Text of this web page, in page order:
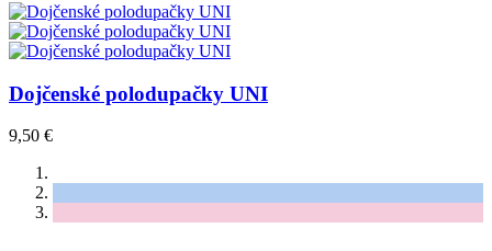
Dojčenské polodupačky UNI
9,50 €